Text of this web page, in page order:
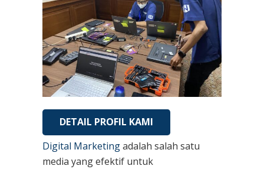
DETAIL PROFIL KAMI
Digital Marketingadalah salah satu
media yang efektif untuk